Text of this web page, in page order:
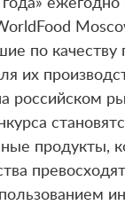
ежегодно
по качеству
их
российском
продукты,